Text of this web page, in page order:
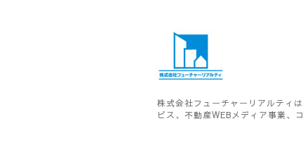
株式会社フューチャーリアルティ
ビス、不動産WEBメディア事業、